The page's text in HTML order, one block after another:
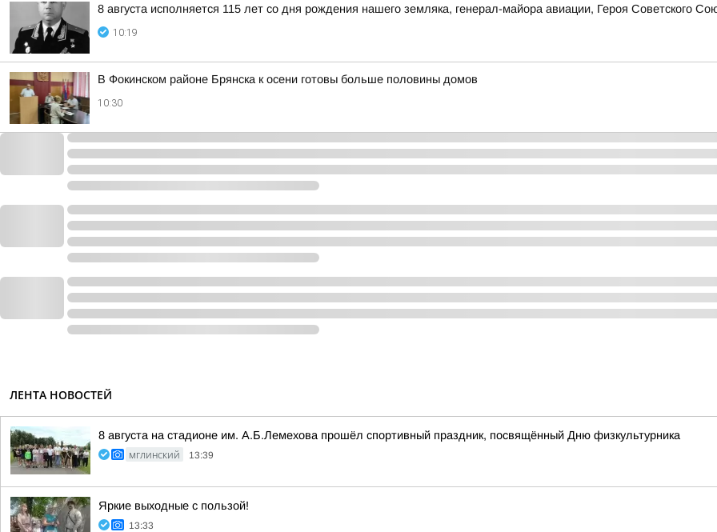
8 августа исполняется 115 лет со дня рождения нашего земляка, генерал-майора авиации, Героя Советского
10:19
В Фокинском районе Брянска к осени готовы больше половины домов
10:30
ЛЕНТА НОВОСТЕЙ
8 августа на стадионе им. А.Б.Лемехова прошёл спортивный праздник, посвящённый Дню физкультурника
МГЛИНСКИЙ 13:39
Яркие выходные с пользой!
13:33